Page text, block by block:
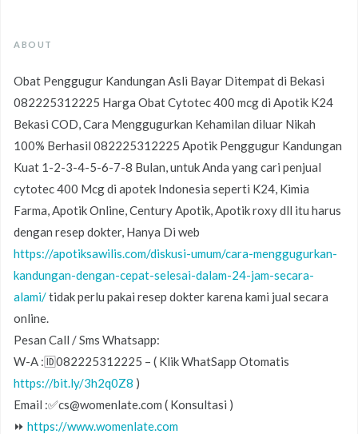
ABOUT
Obat Penggugur Kandungan Asli Bayar Ditempat di Bekasi
082225312225 Harga Obat Cytotec 400 mcg di Apotik K24
Bekasi COD, Cara Menggugurkan Kehamilan diluar Nikah
100% Berhasil 082225312225 Apotik Penggugur Kandungan
Kuat 1-2-3-4-5-6-7-8 Bulan, untuk Anda yang cari penjual
cytotec 400 Mcg di apotek Indonesia seperti K24, Kimia
Farma, Apotik Online, Century Apotik, Apotik roxy dll itu harus
dengan resep dokter, Hanya Di web
https://apotiksawilis.com/diskusi-umum/cara-menggugurkan-
kandungan-dengan-cepat-selesai-dalam-24-jam-secara-
alami/tidak perlu pakai resep dokter karena kami jual secara
online.
Pesan Call / Sms Whatsapp:
W-A :🆔082225312225 – ( Klik WhatSapp Otomatis
https://bit.ly/3h2q0Z8 )
Email :✅cs@womenlate.com ( Konsultasi )
⏩ https://www.womenlate.com